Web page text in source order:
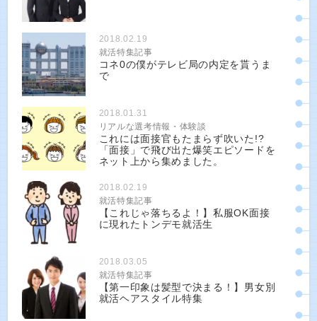
2018.02.19
就活特集記事
コネ0の僕がテレビ局の内定を貰うま
で
2018.01.31
リアルな選考情報・体験談
これには面接官もたまらず吹いた!?
「面接」で飛び出た爆笑エピソードを
ネット上から集めました。
2018.02.19
就活特集記事
【これじゃ落ちるよ！】私服OK面接
に現れたトンデモ就活生
2018.03.05
就活特集記事
【第一印象は髪型で決まる！】男女別
就活ヘアスタイル特集